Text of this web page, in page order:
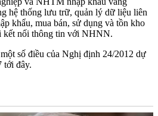
hệ thống lưu trữ, quản lý dữ liệu liên
khẩu, mua bán, sử dụng và tồn kho
kết nối thông tin với NHNN.
số điều của Nghị định 24/2012 dự
tới đây.